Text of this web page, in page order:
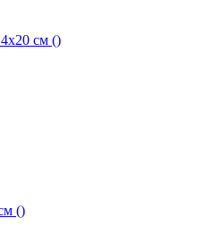
см ()
()